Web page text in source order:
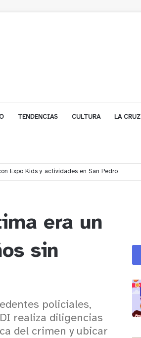
TENDENCIAS CULTURA LA CRUZ
millones para mejorar el sector El Polígono
era un
sin
policiales,
realiza diligencias
del crimen y ubicar